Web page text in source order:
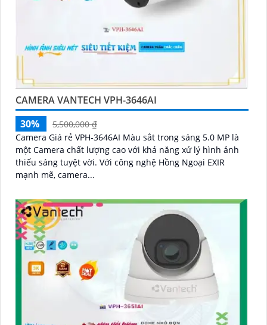
CAMERA VANTECH VPH-3646AI
30%
5,500,000 ₫
Camera Giá rẻ VPH-3646AI Màu sắt trong sáng 5.0 MP là
một Camera chất lượng cao với khả năng xử lý hình ảnh
thiếu sáng tuyệt vời. Với công nghệ Hồng Ngoại EXIR
mạnh mẽ, camera...